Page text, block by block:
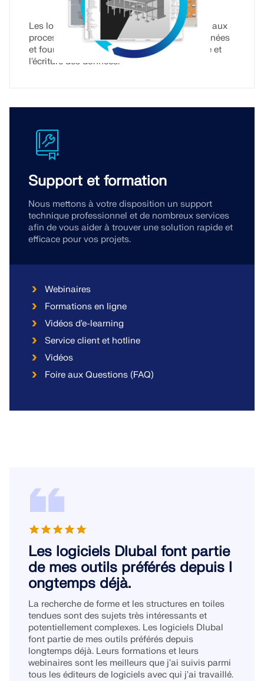
Les logiciels Dlubal s'intègrent parfaitement aux
processus BIM, permettent l'échange de données
et fournissent un service Web pour la lecture et
l'écriture des données.
Support et formation
Nous mettons à votre disposition un support
technique professionnel et de nombreux services
afin de vous aider à trouver une solution rapide et
efficace pour vos projets.
Webinaires
Formations en ligne
Vidéos d'e-learning
Service client et hotline
Vidéos
Foire aux Questions (FAQ)
Les logiciels Dlubal font partie
de mes outils préférés depuis l
ongtemps déjà.
La recherche de forme et les structures en toiles
tendues sont des sujets très intéressants et
potentiellement complexes. Les logiciels Dlubal
font partie de mes outils préférés depuis
longtemps déjà. Leurs formations et leurs
webinaires sont les meilleurs que j'ai suivis parmi
tous les éditeurs de logiciels avec qui j'ai travaillé.